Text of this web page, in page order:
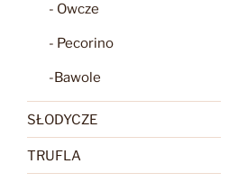
- Owcze
- Pecorino
-Bawole
SŁODYCZE
TRUFLA